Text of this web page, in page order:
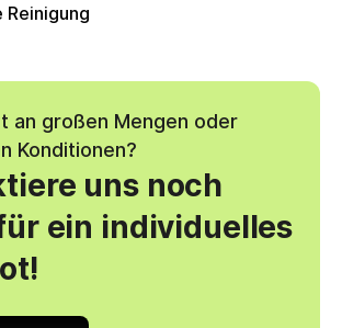
an großen Mengen oder
Konditionen?
uns noch
ein individuelles